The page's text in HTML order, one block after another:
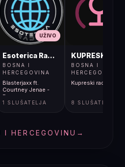
Tešanj
UŽIVO
Esoterica Radio S1
BOSNA I
HERCEGOVINA
Blasterjaxx ft.
Courtney Jenae -
Forever
1 SLUŠATELJA
BOSNA I
HERCEGOVINA
Kupreski radio
8 SLUŠATELJA
HERCEGOVINU →